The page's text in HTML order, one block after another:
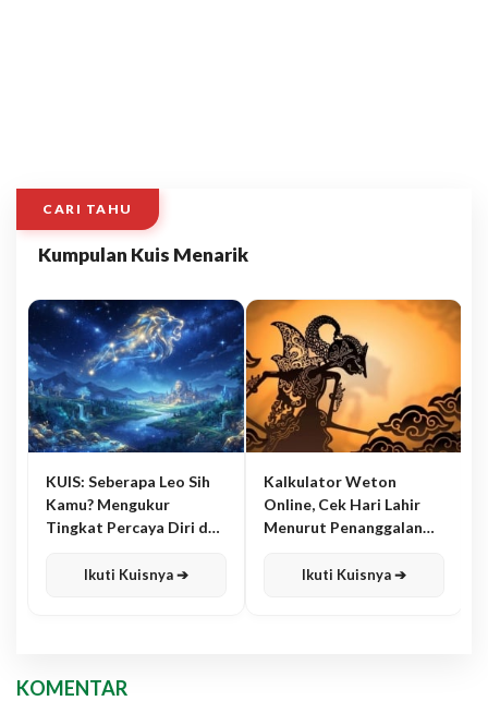
CARI TAHU
Kumpulan Kuis Menarik
KUIS: Seberapa Leo Sih
Kamu? Mengukur
Tingkat Percaya Diri dan
Ikuti Kuisnya ➔
Kalkulator Weton
Online, Cek Hari Lahir
Menurut Penanggalan
Ikuti Kuisnya ➔
KOMENTAR